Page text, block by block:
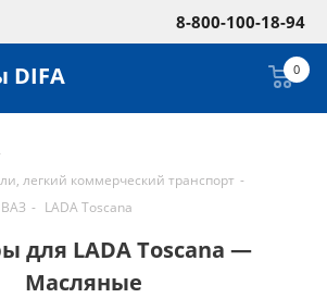
8-800-100-18-94
DIFA 0
легкий коммерческий транспорт -
- LADA Toscana
для LADA Toscana —
Масляные